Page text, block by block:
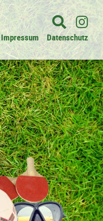
Impressum Datenschutz